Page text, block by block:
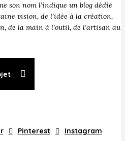
son nom l’indique un blog dédié
vision, de l’idée à la création,
de la main à l’outil, de l’artisan au
Pinterest Instagram